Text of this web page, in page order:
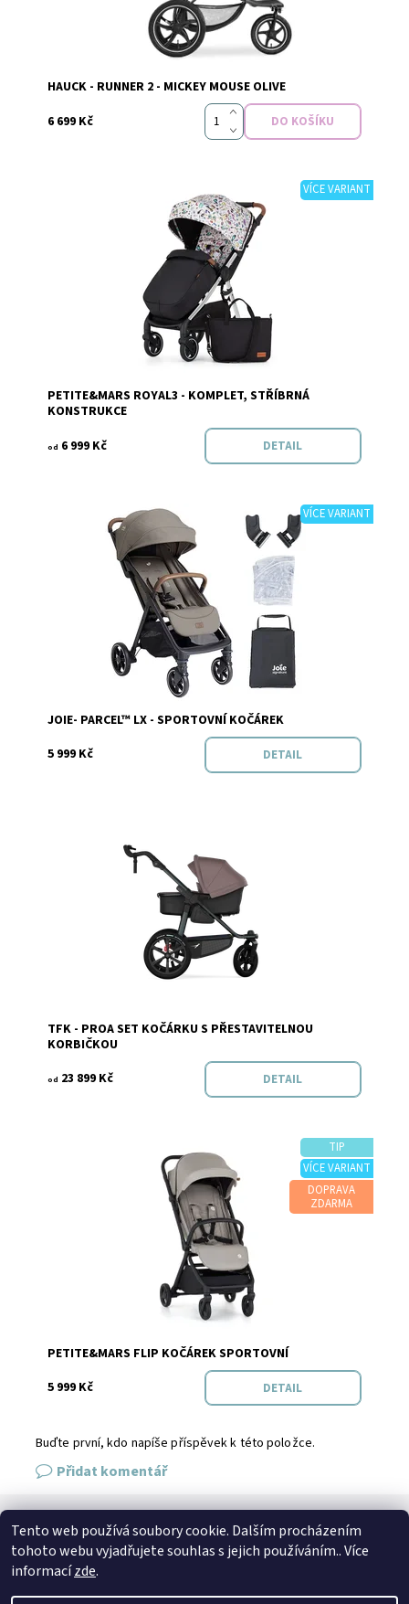
Značka: Hauck
HAUCK - RUNNER 2 - MICKEY MOUSE OLIVE
6 699 Kč
VÍCE VARIANT
Skladem
Značka: PETITE&MARS
PETITE&MARS ROYAL3 - KOMPLET, STŘÍBRNÁ
KONSTRUKCE
od 6 999 Kč DETAIL
VÍCE VARIANT
Skladem
Značka: Joie
JOIE- PARCEL™ LX - SPORTOVNÍ KOČÁREK
5 999 Kč
DETAIL
Momentálně nedostupné
Značka: TFK
TFK - PROA SET KOČÁRKU S PŘESTAVITELNOU
KORBIČKOU
od 23 899 Kč DETAIL
TIP
VÍCE VARIANT
DOPRAVA
ZDARMA
Skladem
PETITE&MARS FLIP KOČÁREK SPORTOVNÍ
5 999 Kč
DETAIL
Buďte první, kdo napíše příspěvek k této položce.
Přidat komentář
SPOJTE SE S NÁMI
Kontakt
Tento web používá soubory cookie. Dalším procházením
tohoto webu vyjadřujete souhlas s jejich používáním.. Více
informacízde.